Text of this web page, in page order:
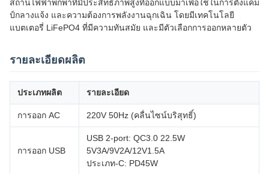
สถานไฟฟ้าพกพาที่มีประสิทธิภาพสูงที่ออกแบบมาเพื่อใช้ในการตั้งแคม
ป์กลางแจ้ง และความต้องการพลังงานฉุกเฉิน โดยมีเทคโนโลยี
แบตเตอรี่ LiFePO4 ที่มีความทันสมัย และมีตัวเลือกการออกหลายตัว
รายละเอียดผลิต
ประเภทผลิต รายละเอียด
การออก AC 220V 50Hz (คลื่นไซน์บริสุทธิ์)
การออก USB
USB 2-port: QC3.0 22.5W
5V3A/9V2A/12V1.5A
ประเภท-C: PD45W